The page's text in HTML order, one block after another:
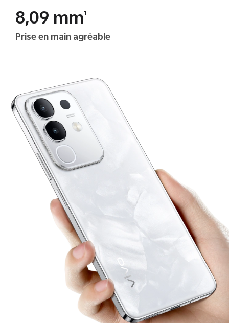
8,09 mm1
Prise en main agréable